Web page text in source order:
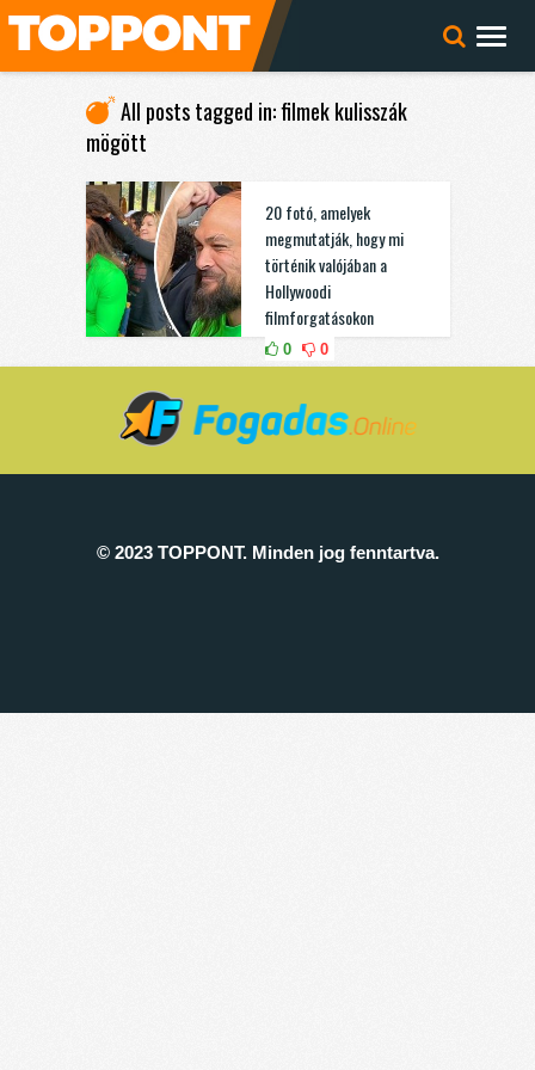
All posts tagged in: filmek kulisszák
mögött
20 fotó, amelyek
megmutatják, hogy mi
történik valójában a
Hollywoodi
filmforgatásokon
0 0
© 2023 TOPPONT. Minden jog fenntartva.